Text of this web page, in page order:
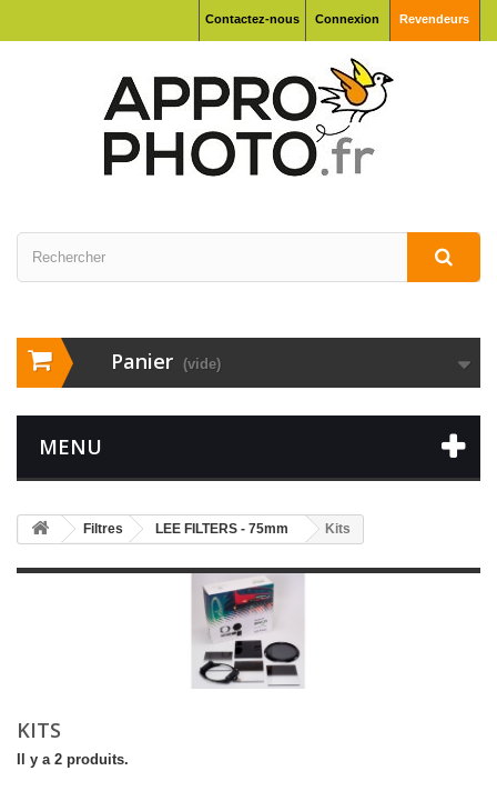
Connexion Revendeurs
Contactez-nous
Panier (vide)
MENU
Filtres LEE FILTERS - 75mm Kits
KITS
Il y a 2 produits.